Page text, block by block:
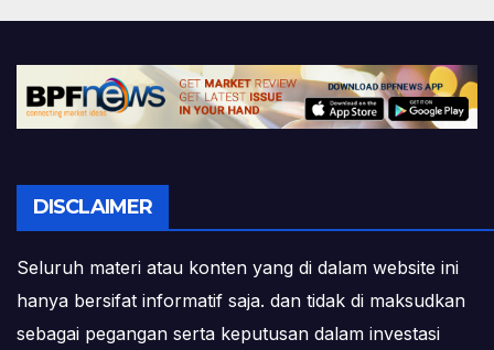
DISCLAIMER
Seluruh materi atau konten yang di dalam website ini
hanya bersifat informatif saja. dan tidak di maksudkan
sebagai pegangan serta keputusan dalam investasi